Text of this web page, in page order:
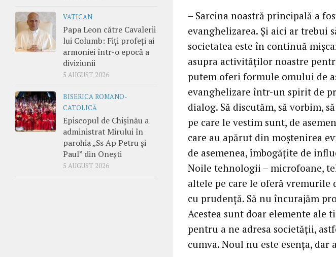
– Sarcina noastră principală a
evanghelizarea. Și aici ar trebui
societatea este în continuă
asupra activităților noastre
putem oferi formule omului de
evanghelizare într-un spirit de
dialog. Să discutăm, să vorbim,
pe care le vestim sunt, de
care au apărut din moștenirea
de asemenea, îmbogățite de
Noile tehnologii – microfoane,
altele pe care le oferă vremurile
cu prudență. Să nu încurajăm
Acestea sunt doar elemente ale
pentru a ne adresa societății,
cumva. Noul nu este esența, dar
VATICAN
Papa Leon către Cavalerii
lui Columb: Fiți profeți ai
armoniei într-o epocă a
diviziunii
5 AUGUST 2026
BISERICA ROMANO-
CATOLICĂ
Episcopul de Chișinău a
administrat Mirului în
parohia „Ss Ap Petru și
Paul” din Onești
5 AUGUST 2026